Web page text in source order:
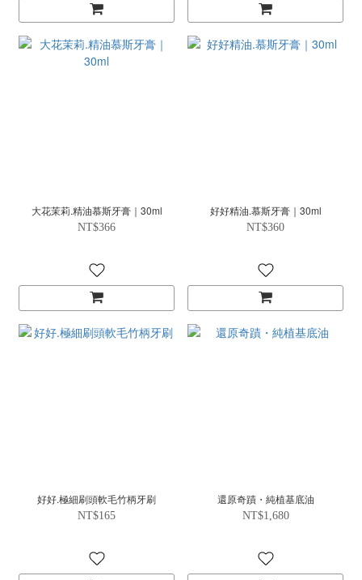
大花茉莉.精油慕斯牙膏｜30ml
NT$366
好好精油.慕斯牙膏｜30ml
NT$360
好好.極細刷頭軟毛竹柄牙刷
NT$165
還原奇蹟・純植基底油
NT$1,680